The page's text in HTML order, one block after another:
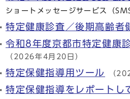
ショートメッセージサービス（
特定健康診査／後期高齢者
令和8年度京都市特定健康
（2026年4月20日）
特定保健指導用ツール （
特定保健指導をレポートし